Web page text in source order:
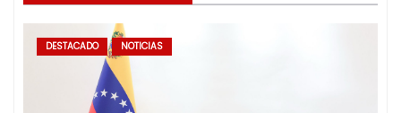
DESTACADO NOTICIAS